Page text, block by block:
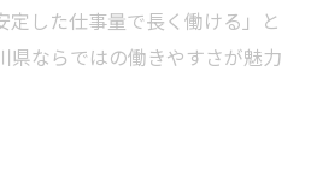
定した仕事量で長く働ける」と
県ならではの働きやすさが魅力